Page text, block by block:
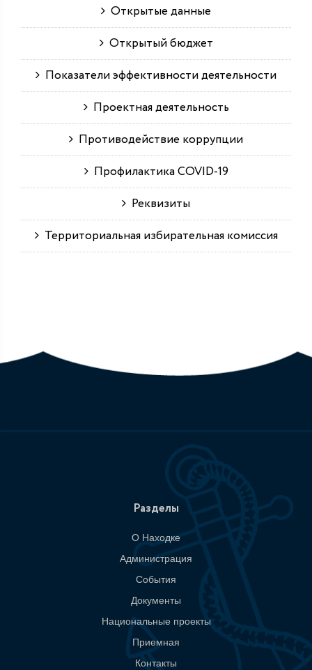
Открытые данные
Открытый бюджет
Показатели эффективности деятельности
Проектная деятельность
Противодействие коррупции
Профилактика COVID-19
Реквизиты
Территориальная избирательная комиссия
Разделы
О Находке
Администрация
События
Документы
Национальные проекты
Приемная
Контакты